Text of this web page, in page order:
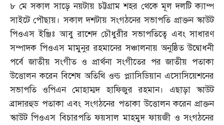
৮ মে সকাল সাড়ে নয়টায় চট্টগ্রাম শহর থেকে মূল দলটি ক্যাম্প
সাইটে পৌছায়। সকাল দশটায় সংগঠনের সভাপতি প্রাক্তন স্কাউট
পিওএস ইঞ্জিঃ আবু রাশেদ চৌধুরীর সভাপতিত্বে এবং সাধারণ
সম্পাদক পিওএস মামুনুর রহমানের সঞ্চালনায় অনুষ্ঠিত উদ্বোধনী
পর্বে জাতীয় সংগীত ও প্রার্থনা সংগীতের পর জাতীয় পতাকা
উত্তোলন করেন বিশেষ অতিথি ওল্ড প্ল্যাসিডিয়ান এসোসিয়েশনের
সভাপতি ওপিএন মোহাম্মদ হাফিজুর রহমান। এছাড়া স্কাউট
ব্রাদারহুড পতাকা এবং সংগঠনের পতাকা উত্তোলন করেন প্রাক্তন
স্কাউট পিওএস বিচারপতি ফয়সাল মাহমুদ ফায়জী ও সংগঠনের